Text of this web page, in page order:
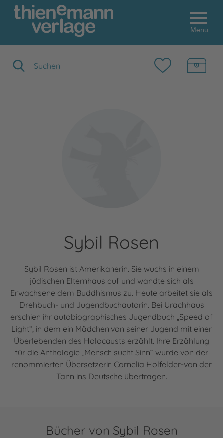
Menu
Sybil Rosen
Sybil Rosen ist Amerikanerin. Sie wuchs in einem
jüdischen Elternhaus auf und wandte sich als
Erwachsene dem Buddhismus zu. Heute arbeitet sie als
Drehbuch- und Jugendbuchautorin. Bei Urachhaus
erschien ihr autobiographisches Jugendbuch „Speed of
Light“, in dem ein Mädchen von seiner Jugend mit einer
Überlebenden des Holocausts erzählt. Ihre Erzählung
für die Anthologie „Mensch sucht Sinn“ wurde von der
renommierten Übersetzerin Cornelia Holfelder-von der
Tann ins Deutsche übertragen.
Bücher von Sybil Rosen